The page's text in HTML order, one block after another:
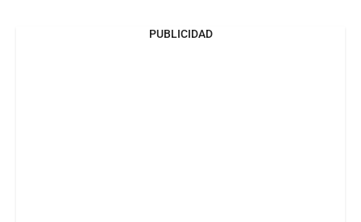
PUBLICIDAD